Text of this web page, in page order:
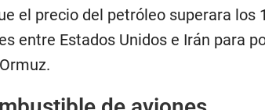
el precio del petróleo superara los
entre Estados Unidos e Irán para